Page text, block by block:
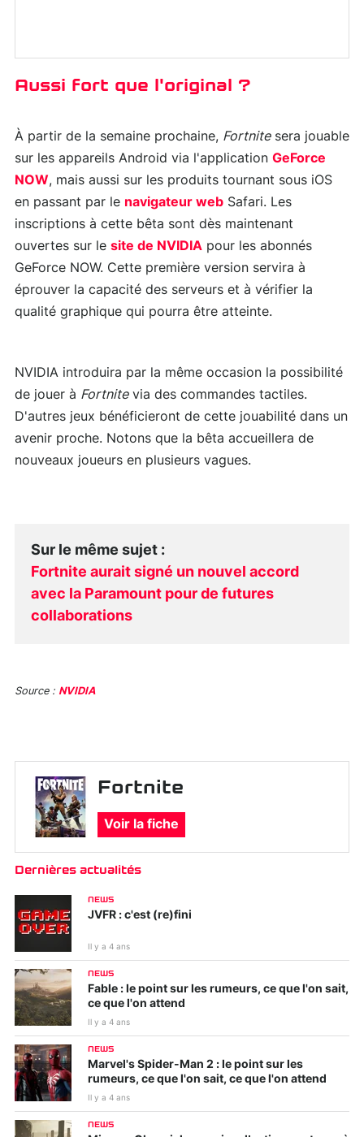
Aussi fort que l'original ?
À partir de la semaine prochaine, Fortnitesera jouable
sur les appareils Android via l'application GeForce
NOW, mais aussi sur les produits tournant sous iOS
en passant par le navigateur web Safari. Les
inscriptions à cette bêta sont dès maintenant
ouvertes sur le site de NVIDIA pour les abonnés
GeForce NOW. Cette première version servira à
éprouver la capacité des serveurs et à vérifier la
qualité graphique qui pourra être atteinte.
NVIDIA introduira par la même occasion la possibilité
de jouer à Fortnitevia des commandes tactiles.
D'autres jeux bénéficieront de cette jouabilité dans un
avenir proche. Notons que la bêta accueillera de
nouveaux joueurs en plusieurs vagues.
Sur le même sujet :
Fortnite aurait signé un nouvel accord
avec la Paramount pour de futures
collaborations
Source : NVIDIA
Fortnite
Voir la fiche
Dernières actualités
NEWS
JVFR : c'est (re)fini
Il y a 4 ans
NEWS
Fable : le point sur les rumeurs, ce que l'on sait,
ce que l'on attend
Il y a 4 ans
NEWS
Marvel's Spider-Man 2 : le point sur les
rumeurs, ce que l'on sait, ce que l'on attend
Il y a 4 ans
NEWS